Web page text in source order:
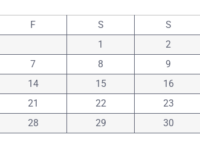
F S
S
1
2
7 8
9
14 15
16
21 22
23
28 29
30